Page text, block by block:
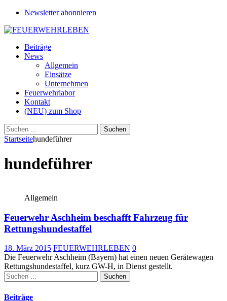
Newsletter abonnieren
Beiträge
News
Allgemein
Einsätze
Unternehmen
Feuerwehrlabor
Kontakt
(NEU) zum Shop
Suchen
nach:
Startseitehundeführer
hundeführer
Allgemein
Feuerwehr Aschheim beschafft Fahrzeug für
Rettungshundestaffel
18. März 2015 FEUERWEHRLEBEN 0
Die Feuerwehr Aschheim (Bayern) hat einen neuen Gerätewagen
Rettungshundestaffel, kurz GW-H, in Dienst gestellt.
Suchen
nach:
Beiträge